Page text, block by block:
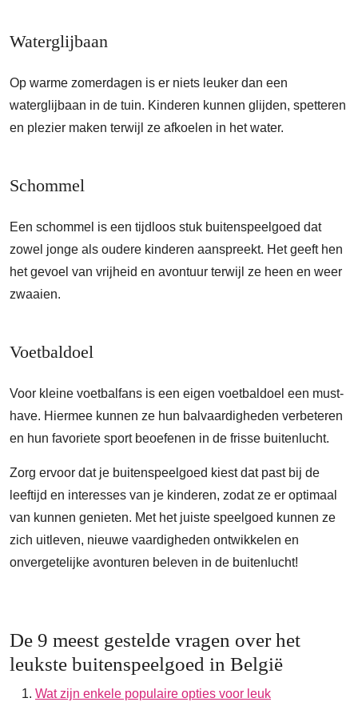
Waterglijbaan
Op warme zomerdagen is er niets leuker dan een
waterglijbaan in de tuin. Kinderen kunnen glijden, spetteren
en plezier maken terwijl ze afkoelen in het water.
Schommel
Een schommel is een tijdloos stuk buitenspeelgoed dat
zowel jonge als oudere kinderen aanspreekt. Het geeft hen
het gevoel van vrijheid en avontuur terwijl ze heen en weer
zwaaien.
Voetbaldoel
Voor kleine voetbalfans is een eigen voetbaldoel een must-
have. Hiermee kunnen ze hun balvaardigheden verbeteren
en hun favoriete sport beoefenen in de frisse buitenlucht.
Zorg ervoor dat je buitenspeelgoed kiest dat past bij de
leeftijd en interesses van je kinderen, zodat ze er optimaal
van kunnen genieten. Met het juiste speelgoed kunnen ze
zich uitleven, nieuwe vaardigheden ontwikkelen en
onvergetelijke avonturen beleven in de buitenlucht!
De 9 meest gestelde vragen over het
leukste buitenspeelgoed in België
Wat zijn enkele populaire opties voor leuk